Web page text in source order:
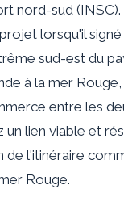
nord-sud
lorsqu'il signé
sud-est du
à la mer
entre les
lien viable et
de l'itinéraire
Rouge.